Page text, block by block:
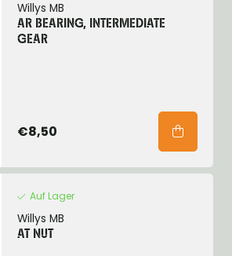
Willys MB
AR BEARING, INTERMEDIATE
GEAR
€8,50
Auf Lager
Willys MB
AT NUT